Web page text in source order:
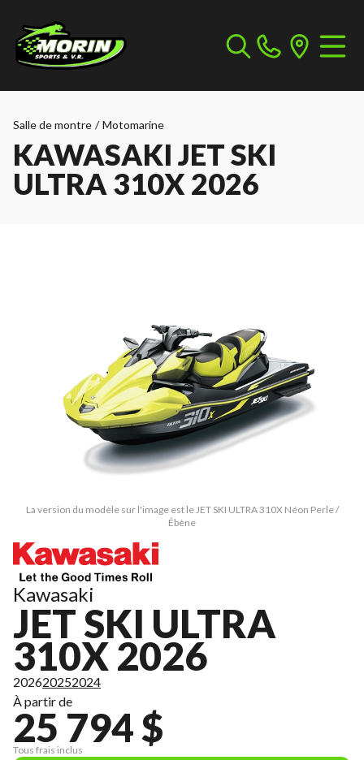
Salle de montre / Motomarine
KAWASAKI JET SKI
ULTRA 310X 2026
La version du modèle sur l'image est le JET SKI ULTRA 310X Néon Perle /
Ébène
Kawasaki
JET SKI ULTRA
310X 2026
202620252024
À partir de
25 794 $
Tous frais inclus